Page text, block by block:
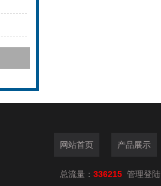
网站首页 产品展示
总流量： 336215 管理登陆